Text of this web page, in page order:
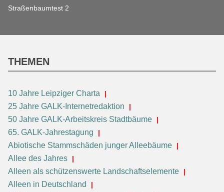
Straßenbaumtest 2
THEMEN
10 Jahre Leipziger Charta
25 Jahre GALK-Internetredaktion
50 Jahre GALK-Arbeitskreis Stadtbäume
65. GALK-Jahrestagung
Abiotische Stammschäden junger Alleebäume
Allee des Jahres
Alleen als schützenswerte Landschaftselemente
Alleen in Deutschland